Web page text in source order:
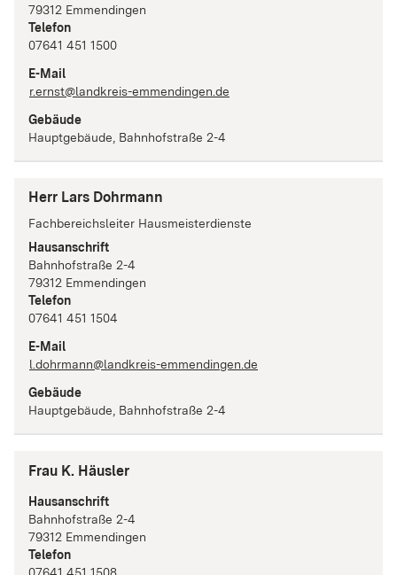
79312 Emmendingen
Telefon
07641 451 1500
E-Mail
r.ernst@landkreis-emmendingen.de
Gebäude
Hauptgebäude, Bahnhofstraße 2-4
Herr Lars Dohrmann
Fachbereichsleiter Hausmeisterdienste
Hausanschrift
Bahnhofstraße 2-4
79312 Emmendingen
Telefon
07641 451 1504
E-Mail
l.dohrmann@landkreis-emmendingen.de
Gebäude
Hauptgebäude, Bahnhofstraße 2-4
Frau K. Häusler
Hausanschrift
Bahnhofstraße 2-4
79312 Emmendingen
Telefon
07641 451 1508